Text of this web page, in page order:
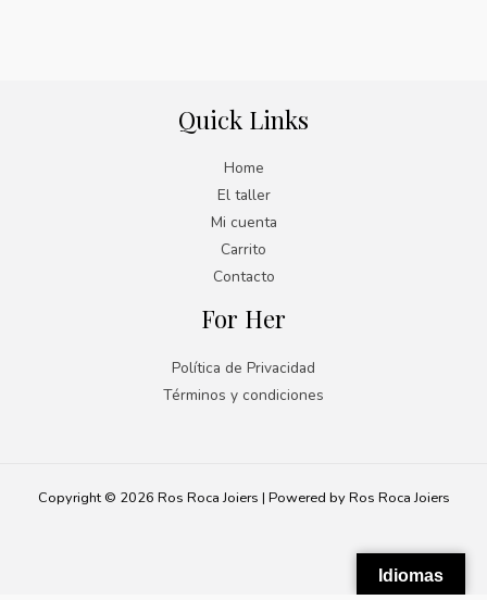
Quick Links
Home
El taller
Mi cuenta
Carrito
Contacto
For Her
Política de Privacidad
Términos y condiciones
Copyright © 2026 Ros Roca Joiers | Powered by Ros Roca Joiers
Idiomas